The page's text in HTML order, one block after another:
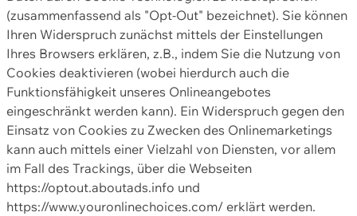
(zusammenfassend als "Opt-Out" bezeichnet). Sie können
Ihren Widerspruch zunächst mittels der Einstellungen
Ihres Browsers erklären, z.B., indem Sie die Nutzung von
Cookies deaktivieren (wobei hierdurch auch die
Funktionsfähigkeit unseres Onlineangebotes
eingeschränkt werden kann). Ein Widerspruch gegen den
Einsatz von Cookies zu Zwecken des Onlinemarketings
kann auch mittels einer Vielzahl von Diensten, vor allem
im Fall des Trackings, über die Webseiten
https://optout.aboutads.info und
https://www.youronlinechoices.com/ erklärt werden.